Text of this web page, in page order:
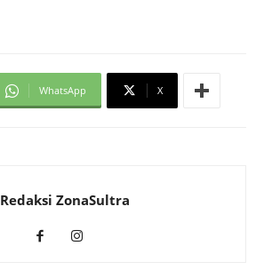
WhatsApp X
Redaksi ZonaSultra